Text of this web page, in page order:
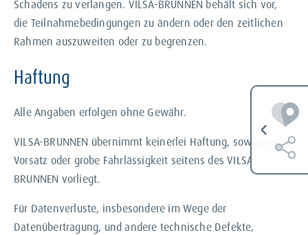
Schadens zu verlangen. VILSA-BRUNNEN behält sich vor,
die Teilnahmebedingungen zu ändern oder den zeitlichen
Rahmen auszuweiten oder zu begrenzen.
Haftung
Alle Angaben erfolgen ohne Gewähr.
VILSA-BRUNNEN übernimmt keinerlei Haftung, soweit nicht
Vorsatz oder grobe Fahrlässigkeit seitens des VILSA-
BRUNNEN vorliegt.
Für Datenverluste, insbesondere im Wege der
Datenübertragung, und andere technische Defekte,